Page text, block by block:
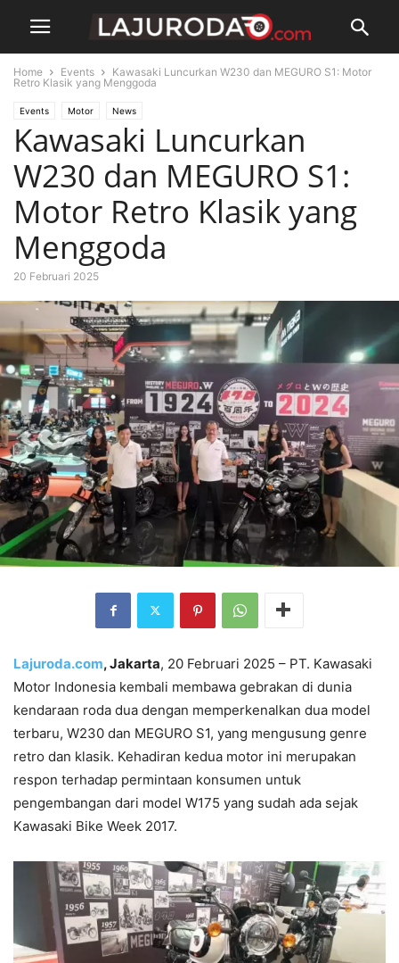
Home Events
Kawasaki Luncurkan W230 dan MEGURO S1: Motor
Retro Klasik yang Menggoda
Events Motor News
Kawasaki Luncurkan
W230 dan MEGURO S1:
Motor Retro Klasik yang
Menggoda
20 Februari 2025
Lajuroda.com, Jakarta, 20 Februari 2025 – PT. Kawasaki
Motor Indonesia kembali membawa gebrakan di dunia
kendaraan roda dua dengan memperkenalkan dua model
terbaru, W230 dan MEGURO S1, yang mengusung genre
retro dan klasik. Kehadiran kedua motor ini merupakan
respon terhadap permintaan konsumen untuk
pengembangan dari model W175 yang sudah ada sejak
Kawasaki Bike Week 2017.